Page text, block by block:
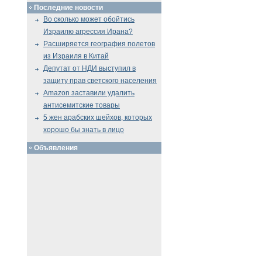
Последние новости
Во сколько может обойтись
Израилю агрессия Ирана?
Расширяется география полетов
из Израиля в Китай
Депутат от НДИ выступил в
защиту прав светского населения
Amazon заставили удалить
антисемитские товары
5 жен арабских шейхов, которых
хорошо бы знать в лицо
Объявления